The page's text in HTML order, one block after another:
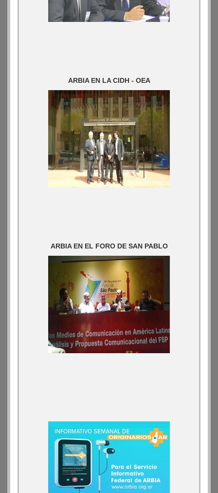
ARBIA EN LA CIDH - OEA
ARBIA EN EL FORO DE SAN PABLO